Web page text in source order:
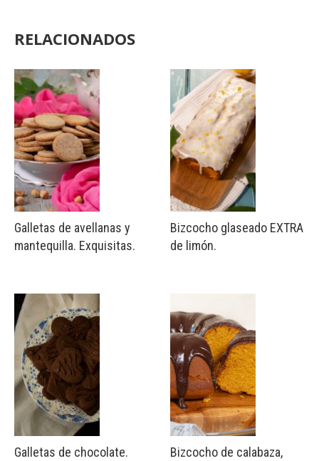
RELACIONADOS
Galletas de avellanas y
mantequilla. Exquisitas.
Galletas de chocolate.
Bizcocho glaseado EXTRA
de limón.
Bizcocho de calabaza,